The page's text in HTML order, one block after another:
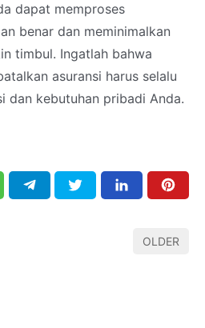
dapat memproses
benar dan meminimalkan
timbul. Ingatlah bahwa
asuransi harus selalu
dan kebutuhan pribadi Anda.
OLDER